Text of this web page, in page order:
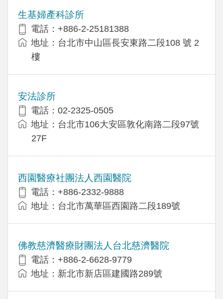
生基婦產科診所
電話：+886-2-25181388
地址：台北市中山區長安東路二段108 號 2
樓
安法診所
電話：02-2325-0505
地址：台北市106大安區敦化南路二段97號
27F
西園醫療社團法人西園醫院
電話：+886-2332-9888
地址：台北市萬華區西園路二段189號
佛教慈濟醫療財團法人台北慈濟醫院
電話：+886-2-6628-9779
地址：新北市新店區建國路289號